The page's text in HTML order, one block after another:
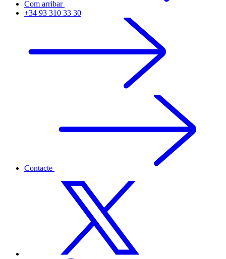
Com arribar
+34 93 310 33 30
Contacte